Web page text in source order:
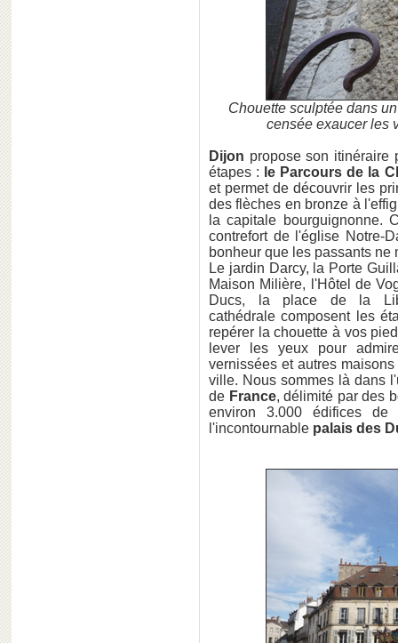
Chouette sculptée dans
censée exaucer les
Dijon propose son itinéraire
étapes : le Parcours de la
et permet de découvrir les
des flèches en bronze à
la capitale bourguignonne.
contrefort de l'église Notre-
bonheur que les passants ne
Le jardin Darcy, la Porte
Maison Milière, l'Hôtel de
Ducs, la place de la
cathédrale composent les
repérer la chouette à vos
lever les yeux pour
vernissées et autres
ville. Nous sommes là dans
de France, délimité par des
environ 3.000 édifices de
l'incontournable palais des